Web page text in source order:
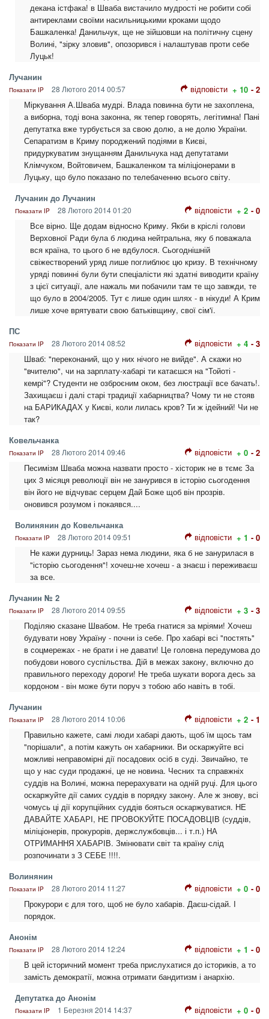
декана істфака! в Шваба вистачило мудрості не робити собі
антиреклами своїми насильницькими кроками щодо
Башкаленка! Данильчук, ще не зійшовши на політичну сцену
Волині, "зірку зловив", опозорився і налаштував проти себе
Луцьк!
Лучанин
Показати IP 28 Лютого 2014 00:57 відповісти + 10 - 2
Міркування А.Шваба мудрі. Влада повинна бути не захоплена,
а виборна, тоді вона законна, як тепер говорять, легітимна! Пані
депутатка вже турбується за свою долю, а не долю України.
Сепаратизм в Криму породжений подіями в Києві,
придуркуватим знущанням Данильчука над депутатами
Клімчуком, Войтовичем, Башкаленком та міліціонерами в
Луцьку, що було показано по телебаченню всього світу.
Лучанин до Лучанин
Показати IP 28 Лютого 2014 01:20 відповісти + 2 - 0
Все вірно. Ще додам відносно Криму. Якби в кріслі голови
Верховної Ради була б людина нейтральна, яку б поважала
вся країна, то цього б не вдбулося. Сьогоднішній
свіжестворений уряд лише поглиблює цю кризу. В технічному
уряді повинні були бути спеціалісти які здатні виводити країну
з цієї ситуації, але нажаль ми побачили там те що завжди, те
що було в 2004/2005. Тут є лише один шлях - в нікуди! А Крим
лише хоче врятувати свою батьківщину, свої сім'ї.
ПС
Показати IP 28 Лютого 2014 08:52 відповісти + 4 - 3
Шваб: "переконаний, що у них нічого не вийде". А скажи но
"вчителю", чи на зарплату-хабарі ти катаєшся на "Тойоті -
кемрі"? Студенти не озброєним оком, без люстрації все бачать!.
Захищаєш і далі старі традиції хабарництва? Чому ти не стояв
на БАРИКАДАХ у Києві, коли лилась кров? Ти ж ідейний! Чи не
так?
Ковельчанка
Показати IP 28 Лютого 2014 09:46 відповісти + 0 - 2
Песимізм Шваба можна назвати просто - хісторик не в тємє За
цих 3 місяця революції він не занурився в історію сьогодення
він його не відчуває серцем Дай Боже щоб він прозрів.
оновився розумом і покаявся....
Волинянин до Ковельчанка
Показати IP 28 Лютого 2014 09:51 відповісти + 1 - 0
Не кажи дурниць! Зараз нема людини, яка б не занурилася в
"історію сьогодення"! хочеш-не хочеш - а знаєш і переживаєш
за все.
Лучанин № 2
Показати IP 28 Лютого 2014 09:55 відповісти + 3 - 3
Поділяю сказане Швабом. Не треба гнатися за мріями! Хочеш
будувати нову Україну - почни із себе. Про хабарі всі "постять"
в соцмережах - не брати і не давати! Це головна передумова до
побудови нового суспільства. Дій в межах закону, включно до
правильного переходу дороги! Не треба шукати ворога десь за
кордоном - він може бути поруч з тобою або навіть в тобі.
Лучанин
Показати IP 28 Лютого 2014 10:06 відповісти + 2 - 1
Правильно кажете, самі люди хабарі дають, щоб їм щось там
"порішали", а потім кажуть он хабарники. Ви оскаржуйте всі
можливі неправомірні дії посадових осіб в суді. Звичайно, те
що у нас суди продажні, це не новина. Чесних та справжніх
суддів на Волині, можна перерахувати на одній руці. Для цього
оскаржуйте дії самих суддів в порядку закону. Але ж знову, всі
чомусь ці дії корупційних суддів бояться оскаржуватися. НЕ
ДАВАЙТЕ ХАБАРІ, НЕ ПРОВОКУЙТЕ ПОСАДОВЦІВ (суддів,
міліціонерів, прокурорів, держслужбовців... і т.п.) НА
ОТРИМАННЯ ХАБАРІВ. Змінювати світ та країну слід
розпочинати з З СЕБЕ !!!!.
Волинянин
Показати IP 28 Лютого 2014 11:27 відповісти + 0 - 0
Прокурори є для того, щоб не було хабарів. Даєш-сідай. І
порядок.
Анонім
Показати IP 28 Лютого 2014 12:24 відповісти + 1 - 0
В цей історичний момент треба прислухатися до істориків, а то
замість демократії, можна отримати бандитизм і анархію.
Депутатка до Анонім
Показати IP 1 Березня 2014 14:37 відповісти + 0 - 0